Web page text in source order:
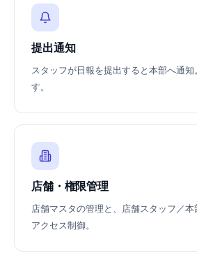
提出通知
スタッフが日報を提出すると本部へ通知
す。
店舗・権限管理
店舗マスタの管理と、店舗スタッフ／
アクセス制御。